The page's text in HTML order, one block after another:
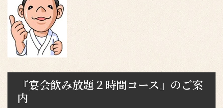
『宴会飲み放題２時間コース』のご案
内